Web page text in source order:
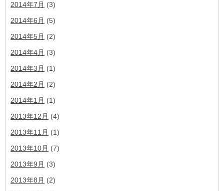
2014年7月 (3)
2014年6月 (5)
2014年5月 (2)
2014年4月 (3)
2014年3月 (1)
2014年2月 (2)
2014年1月 (1)
2013年12月 (4)
2013年11月 (1)
2013年10月 (7)
2013年9月 (3)
2013年8月 (2)